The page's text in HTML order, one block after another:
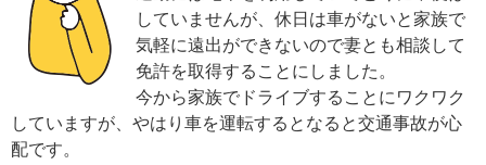
していませんが、休日は車がないと家族で
気軽に遠出ができないので妻とも相談して
免許を取得することにしました。
今から家族でドライブすることにワクワク
していますが、やはり車を運転するとなると交通事故が心
配です。